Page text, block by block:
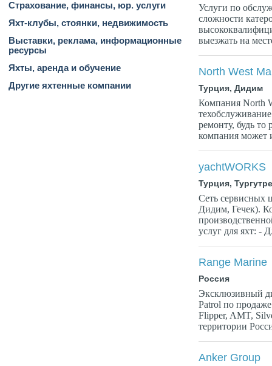
Страхование, финансы, юр. услуги
Яхт-клубы, стоянки, недвижимость
Выставки, реклама, информационные
ресурсы
Яхты, аренда и обучение
Другие яхтенные компании
Услуги по
сложности
выезжать на
North West
Турция, Дидим
Компания North
ремонту, будь
компания может
yachtWORKS
Турция,
Сеть сервисных
Дидим, Гечек).
услуг для яхт: -
Range Marine
Россия
Эксклюзивный
Patrol по
Flipper, AMT,
территории
Anker Group